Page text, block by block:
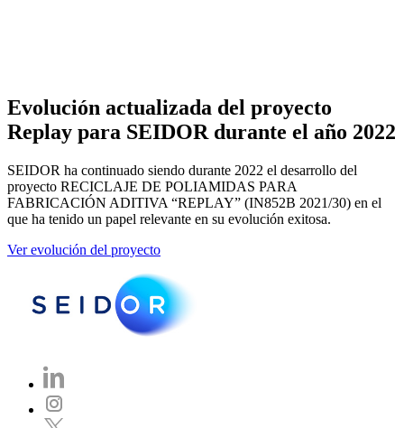
Evolución actualizada del proyecto
Replay para SEIDOR durante el año 2022
SEIDOR ha continuado siendo durante 2022 el desarrollo del
proyecto RECICLAJE DE POLIAMIDAS PARA
FABRICACIÓN ADITIVA “REPLAY” (IN852B 2021/30) en el
que ha tenido un papel relevante en su evolución exitosa.
Ver evolución del proyecto